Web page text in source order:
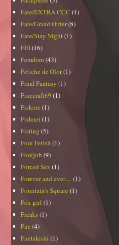
Fate/EXTRA CCC (1)
Fate/Grand Order(8)
Fate/Stay Night (1)
FEI(16)
Femdom(43)
Fetiche de Olor(1)
Final Fantasy (1)
Finecraft69 (1)
Fishine (1)
Fishnet (1)
Fisting (5)
Foot Fetish (1)
Footjob (9)
Forced Sex (1)
Forever and ever… (1)
Fountain's Square (1)
Fox girl (1)
Freaks(1)
Fue (4)
Fuetakishi (1)